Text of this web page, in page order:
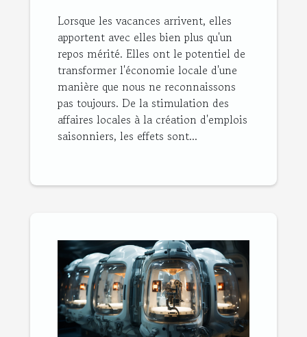
Lorsque les vacances arrivent, elles
apportent avec elles bien plus qu'un
repos mérité. Elles ont le potentiel de
transformer l'économie locale d'une
manière que nous ne reconnaissons
pas toujours. De la stimulation des
affaires locales à la création d'emplois
saisonniers, les effets sont...